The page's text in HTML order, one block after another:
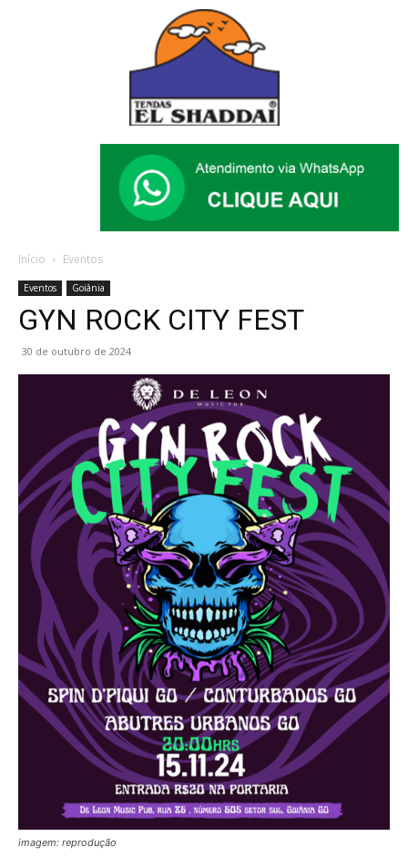
Início Eventos
Eventos Goiânia
GYN ROCK CITY FEST
30 de outubro de 2024
imagem: reprodução